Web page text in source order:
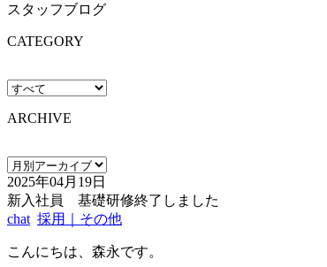
スタッフブログ
CATEGORY
ARCHIVE
2025年04月19日
新入社員 基礎研修終了しました
chat 採用｜その他
こんにちは、森永です。